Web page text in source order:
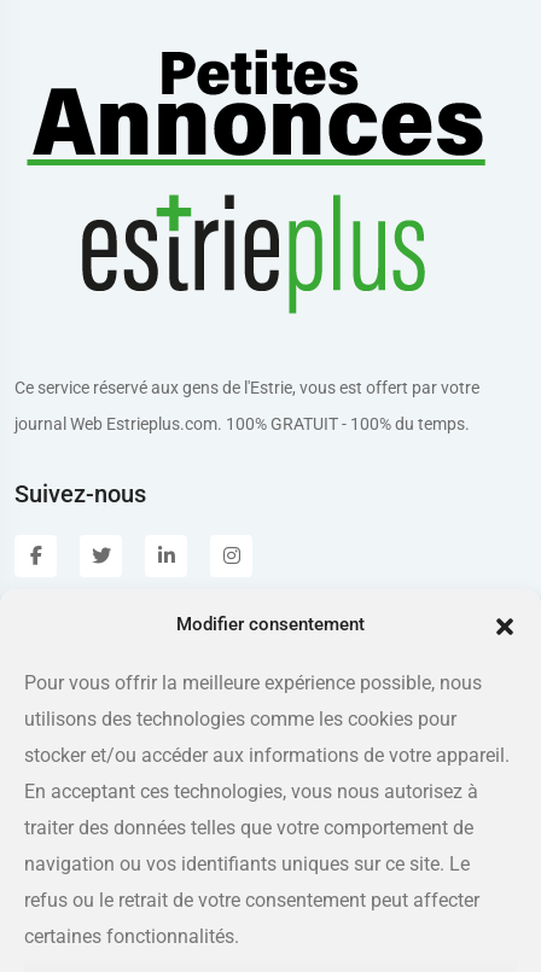
Modifier consentement
Pour vous offrir la meilleure expérience possible, nous
utilisons des technologies comme les cookies pour
stocker et/ou accéder aux informations de votre appareil.
En acceptant ces technologies, vous nous autorisez à
traiter des données telles que votre comportement de
navigation ou vos identifiants uniques sur ce site. Le
refus ou le retrait de votre consentement peut affecter
certaines fonctionnalités.
Ce service réservé aux gens de l'Estrie, vous est offert par votre
journal Web Estrieplus.com. 100% GRATUIT - 100% du temps.
Suivez-nous
Adresse
175 rue Queen, Sherbrooke QC J1L 1K1
Téléphone
819-566-8810